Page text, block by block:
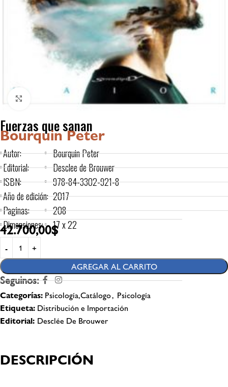
Fuerzas que sanan
Bourquin Peter
Autor:
Editorial:
ISBN:
Año de edición:
Paginas:
Dimensiones:
Bourquin Peter
Desclee de Brouwer
978-84-3302-921-8
2017
208
17 x 22
42.700,00$
AGREGAR AL CARRITO
Seguinos:
Categorías: Psicología,Catálogo, Psicología
Etiqueta: Distribución e Importación
Editorial: Desclée De Brouwer
DESCRIPCIÓN